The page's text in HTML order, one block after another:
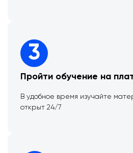
3
Пройти обучение на
В удобное время изучайте
открыт 24/7